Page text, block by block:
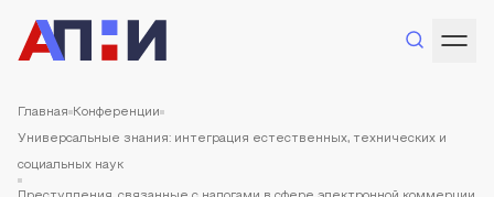
Главная Конференции
Универсальные знания: интеграция естественных, технических и
социальных наук